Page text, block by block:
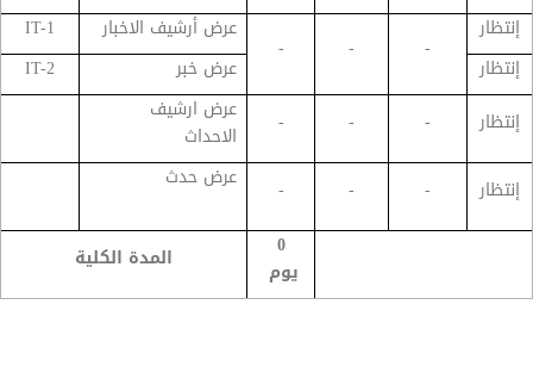
إنتظار
-
-
-
عرض أرشيف الاخبار
IT-1
إنتظار
عرض خبر
IT-2
إنتظار
-
-
-
عرض ارشيف
الاحداث
إنتظار
-
-
- عرض حدث
0
يوم
المدة الكلية